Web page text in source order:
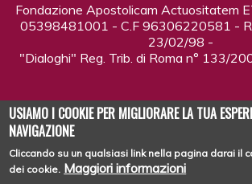
Fondazione Apostolicam Actuositatem
05398481001 - C.F 96306220581 -
23/02/98 -
"Dialoghi" Reg. Trib. di Roma n° 133/
Copyright © 2026DIALOGHI - LA RIVISTA
USIAMO I COOKIE PER MIGLIORARE LA TUA
NAVIGAZIONE
Cliccando su un qualsiasi link nella pagina darai il
dei cookie. Maggiori informazioni